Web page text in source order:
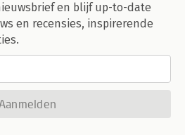
en blijf up-to-date
en recensies, inspirerende
Aanmelden